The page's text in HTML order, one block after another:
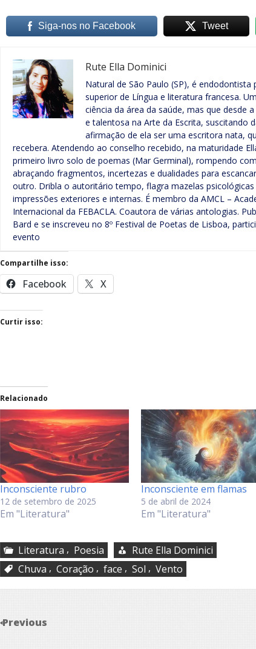
Siga-nos no Facebook Tweet
Rute Ella Dominici
Natural de São Paulo (SP), é
superior de Língua e literatura francesa.
ciência da área da saúde, mas que desde
e talentosa na Arte da Escrita, suscitando
afirmação de ela ser uma escritora nata,
recebera. Atendendo ao conselho recebido, na maturidade
primeiro livro solo de poemas (Mar Germinal), rompendo
abraçando fragmentos, incertezas e dualidades para
outro. Dribla o autoritário tempo, flagra mazelas
impressões exteriores e internas. É membro da AMCL –
Internacional da FEBACLA. Coautora de várias antologias.
Bard e se inscreveu no 8º Festival de Poetas de Lisboa,
evento
Compartilhe isso:
Facebook X
Curtir isso:
Relacionado
Inconsciente rubro
12 de setembro de 2025
Em "Literatura"
Inconsciente em flamas
5 de abril de 2024
Em "Literatura"
Literatura , Poesia
Rute Ella Dominici
Chuva , Coração , face , Sol , Vento
Previous